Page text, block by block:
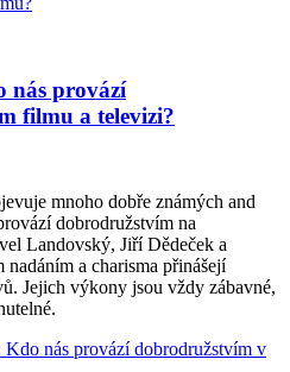
nás provází
filmu a televizi?
mnoho dobře známých and
dobrodružstvím na
Landovský, Jiří Dědeček a
a charisma přinášejí
Jejich výkony jsou vždy zábavné,
nás provází dobrodružstvím v